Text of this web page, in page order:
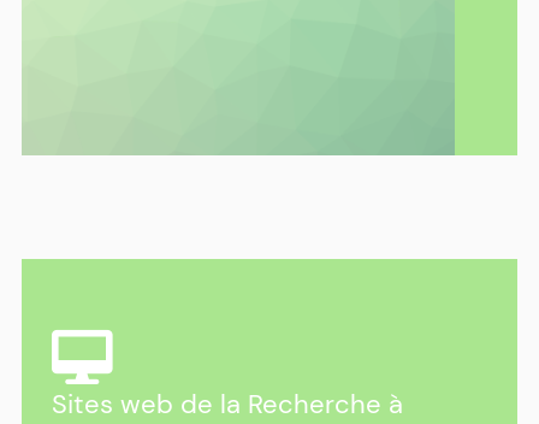
au Parc Galea en 2026
Sites web de la Recherche à